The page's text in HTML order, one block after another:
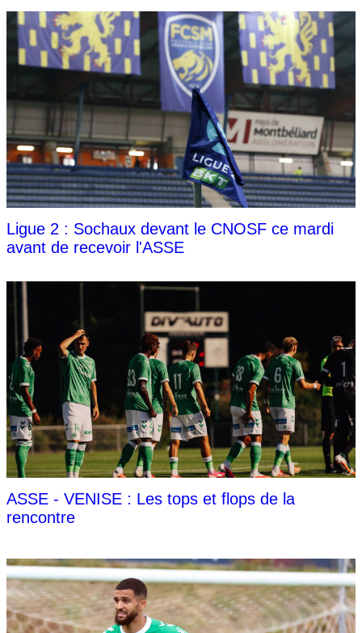
Ligue 2 : Sochaux devant le CNOSF ce mardi
avant de recevoir l'ASSE
ASSE - VENISE : Les tops et flops de la
rencontre